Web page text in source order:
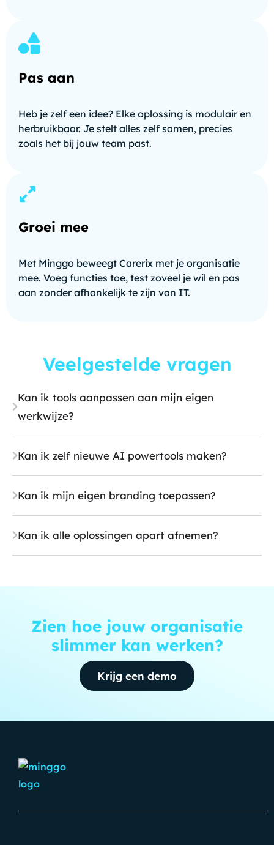
Pas aan
Heb je zelf een idee? Elke oplossing is modulair en
herbruikbaar. Je stelt alles zelf samen, precies
zoals het bij jouw team past.
Groei mee
Met Minggo beweegt Carerix met je organisatie
mee. Voeg functies toe, test zoveel je wil en pas
aan zonder afhankelijk te zijn van IT.
Veelgestelde vragen
Kan ik tools aanpassen aan mijn eigen
werkwijze?
Kan ik zelf nieuwe AI powertools maken?
Kan ik mijn eigen branding toepassen?
Kan ik alle oplossingen apart afnemen?
Zien hoe jouw organisatie
slimmer kan werken?
Krijg een demo